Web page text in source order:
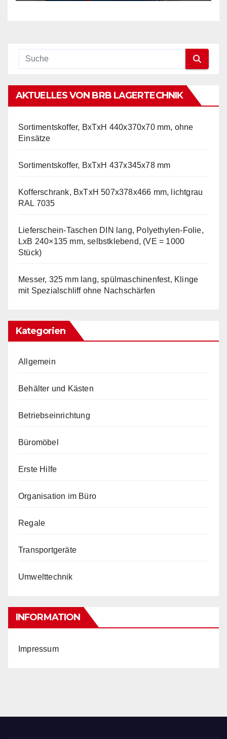
AKTUELLES VON BRB LAGERTECHNIK
Sortimentskoffer, BxTxH 440x370x70 mm, ohne
Einsätze
Sortimentskoffer, BxTxH 437x345x78 mm
Kofferschrank, BxTxH 507x378x466 mm, lichtgrau
RAL 7035
Lieferschein-Taschen DIN lang, Polyethylen-Folie,
LxB 240×135 mm, selbstklebend, (VE = 1000
Stück)
Messer, 325 mm lang, spülmaschinenfest, Klinge
mit Spezialschliff ohne Nachschärfen
Kategorien
Allgemein
Behälter und Kästen
Betriebseinrichtung
Büromöbel
Erste Hilfe
Organisation im Büro
Regale
Transportgeräte
Umwelttechnik
INFORMATION
Impressum